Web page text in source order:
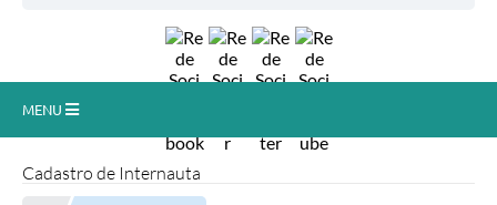
MENU
Município
Cadastro de Internauta